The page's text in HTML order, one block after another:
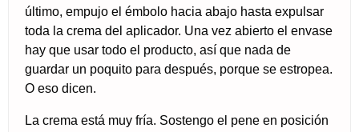
último, empujo el émbolo hacia abajo hasta expulsar
toda la crema del aplicador. Una vez abierto el envase
hay que usar todo el producto, así que nada de
guardar un poquito para después, porque se estropea.
O eso dicen.
La crema está muy fría. Sostengo el pene en posición